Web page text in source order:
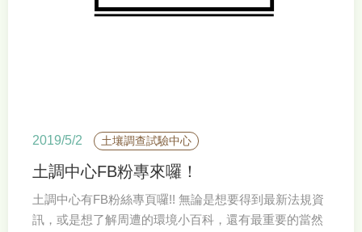
2019/5/2 土壤調查試驗中心
土調中心FB粉專來囉！
土調中心有FB粉絲專頁囉!! 無論是想要得到最新法規資
訊，或是想了解周遭的環境小百科，還有最重要的當然